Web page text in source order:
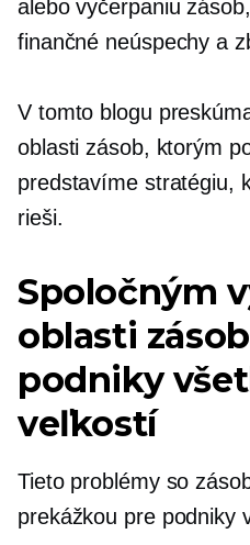
alebo vyčerpaniu
finančné neúspechy a
V tomto blogu
oblasti zásob, ktorým
predstavíme stratégiu,
rieši.
Spoločným
oblasti
podniky
veľkostí
Tieto problémy so
prekážkou pre podniky